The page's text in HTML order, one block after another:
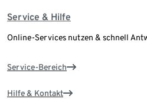
Service & Hilfe
Online-Services nutzen & schnell
Service-Bereich
Hilfe & Kontakt